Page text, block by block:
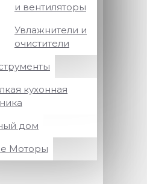
и вентиляторы
Увлажнители и
очистители
кухонная
дом
Моторы